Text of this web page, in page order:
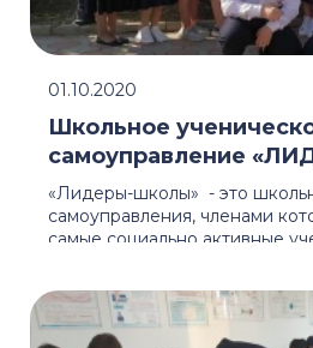
«Лидеры-школы» - это
самоуправления, членами
самые социально активные
Школьное
самоуправление
01.10.2020